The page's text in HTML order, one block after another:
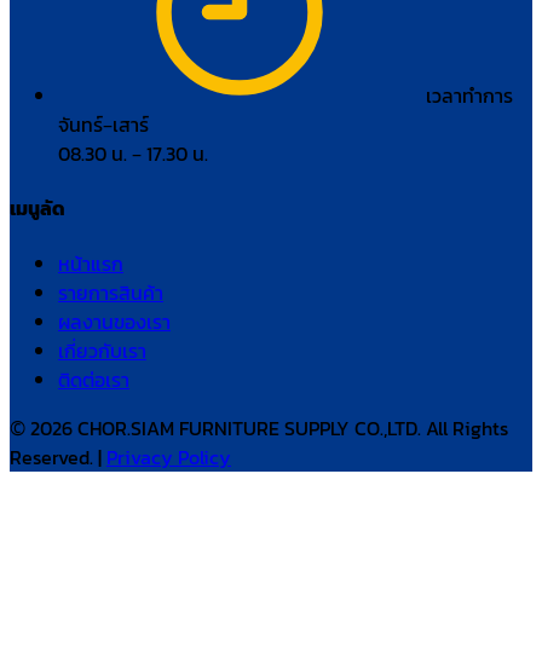
เวลาทำการ
จันทร์–เสาร์
08.30 น. – 17.30 น.
เมนูลัด
หน้าแรก
รายการสินค้า
ผลงานของเรา
เกี่ยวกับเรา
ติดต่อเรา
© 2026 CHOR.SIAM FURNITURE SUPPLY CO.,LTD. All Rights
Reserved. | Privacy Policy